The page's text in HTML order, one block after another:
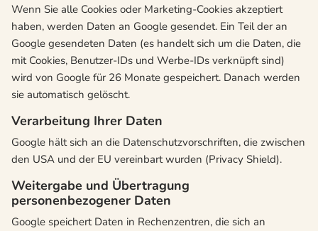
Wenn Sie alle Cookies oder Marketing-Cookies akzeptiert
haben, werden Daten an Google gesendet. Ein Teil der an
Google gesendeten Daten (es handelt sich um die Daten, die
mit Cookies, Benutzer-IDs und Werbe-IDs verknüpft sind)
wird von Google für 26 Monate gespeichert. Danach werden
sie automatisch gelöscht.
Verarbeitung Ihrer Daten
Google hält sich an die Datenschutzvorschriften, die zwischen
den USA und der EU vereinbart wurden (Privacy Shield).
Weitergabe und Übertragung
personenbezogener Daten
Google speichert Daten in Rechenzentren, die sich an